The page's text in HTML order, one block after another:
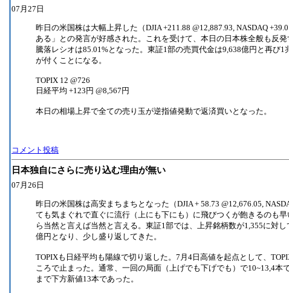
07月27日
昨日の米国株は大幅上昇した（DJIA +211.88 @12,887.93, NASDAQ
ある」との発言が好感された。これを受けて、本日の日本株全般も反
騰落レシオは85.01%となった。東証1部の売買代金は9,638億円と再
が付くことになる。
TOPIX 12 @726
日経平均 +123円 @8,567円
本日の相場上昇で全ての売り玉が逆指値発動で返済買いとなった。
コメント投稿
日本独自にさらに売り込む理由が無い
07月26日
昨日の米国株は高安まちまちとなった（DJIA + 58.73 @12,676.05,
ても気まぐれで直ぐに流行（上にも下にも）に飛びつくが飽きるのも
ら当然と言えば当然と言える。東証1部では、上昇銘柄数が1,355に対
億円となり、少し盛り返してきた。
TOPIXも日経平均も陽線で切り返した。7月4日高値を起点として、
ころで止まった。通常、一回の局面（上げでも下げでも）で10~13,4
まで下方新値13本であった。